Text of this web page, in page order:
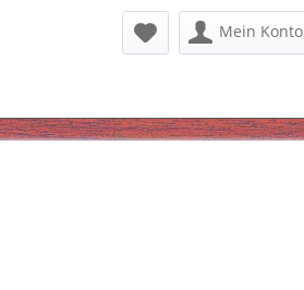
Mein Konto